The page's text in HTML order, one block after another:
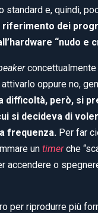
standard e, quindi,
riferimento dei
“nudo e
oppure no,
difficoltà, però, si
si decideva di
frequenza. Per far
un timerche
accendere o
per riprodurre più